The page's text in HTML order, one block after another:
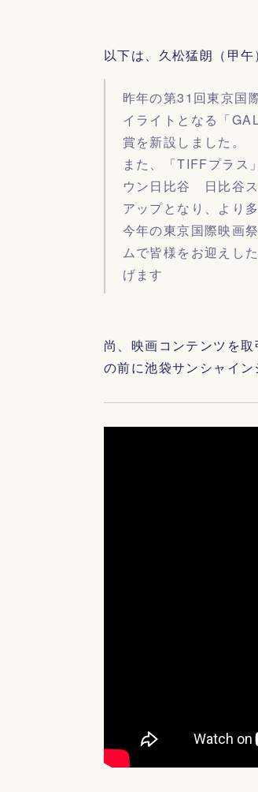
以下は、久松猛朗（甲
昨年の第31回東京国
イライトとなる「
賞を新設しました。
また、「TIFFプラス
ウン日比谷 日比谷
アップとなり、より
今年の東京国際映画
ムで皆様をお迎えし
げます
尚、映画コンテンツを
の前に池袋サンシャイン